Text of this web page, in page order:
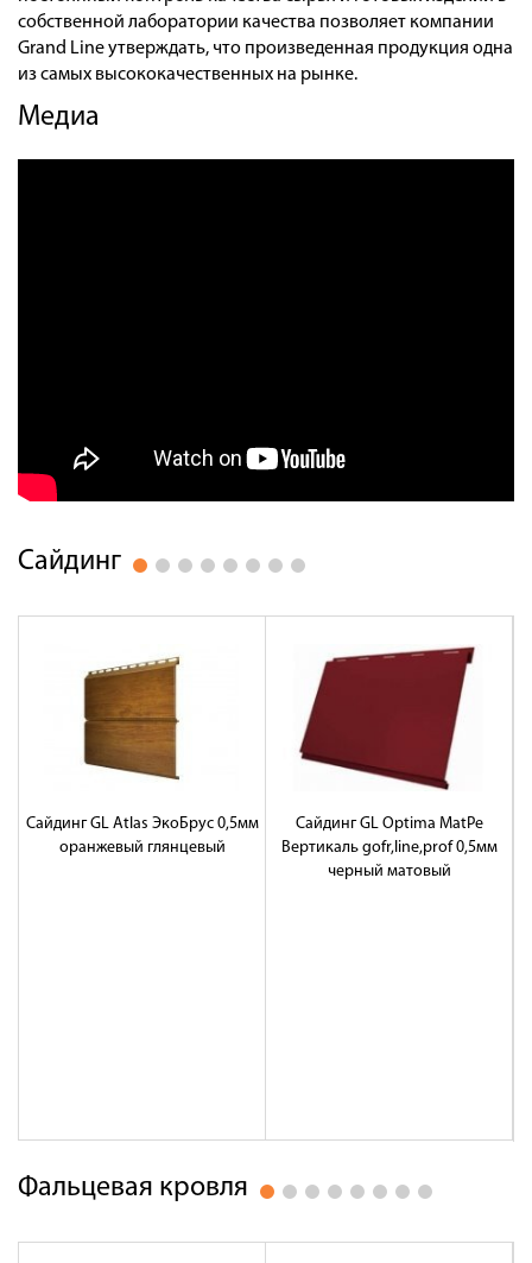
Доставка
собственной лаборатории качества позволяет компании
Grand Line утверждать, что произведенная продукция одна
из самых высококачественных на рынке.
Медиа
Сайдинг
Сайдинг GL Atlas ЭкоБрус 0,5мм
оранжевый глянцевый
Сайдинг GL Optima MatPe
Вертикаль gofr,line,prof 0,5мм
черный матовый
Фальцевая кровля